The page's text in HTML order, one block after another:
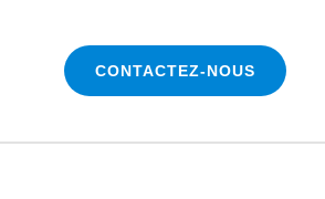
CONTACTEZ-NOUS